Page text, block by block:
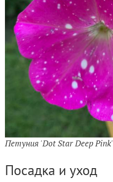
Петуния 'Dot Star Deep Pink'
Посадка и уход